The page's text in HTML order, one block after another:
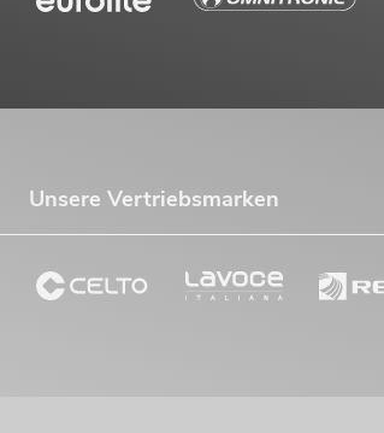
Unsere Vertriebsmarken